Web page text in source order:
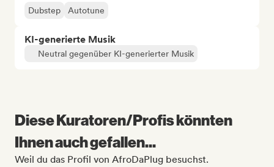
Dubstep Autotune
KI-generierte Musik
Neutral gegenüber KI-generierter Musik
Diese Kuratoren/Profis könnten
Ihnen auch gefallen...
Weil du das Profil von AfroDaPlug besuchst.